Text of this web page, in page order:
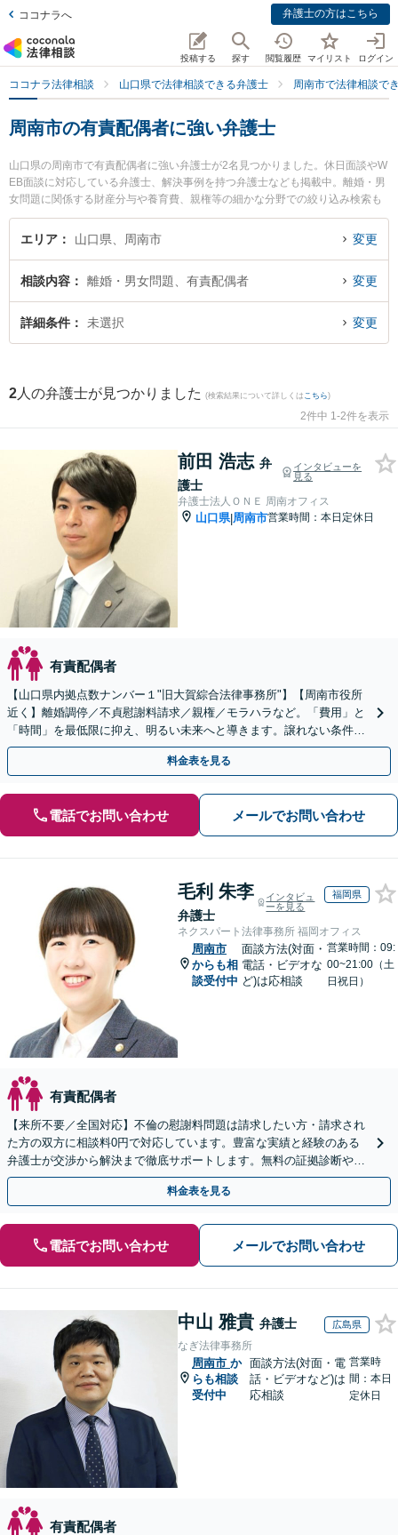
ココナラへ 弁護士の方はこちら
投稿する 探す 閲覧履歴 マイリスト ログイン
ココナラ法律相談 山口県で法律相談できる弁護士 周南市で法律相談で
周南市の有責配偶者に強い弁護士
山口県の周南市で有責配偶者に強い弁護士が2名見つかりました。休日面談やW
EB面談に対応している弁護士、解決事例を持つ弁護士なども掲載中。離婚・男
女問題に関係する財産分与や養育費、親権等の細かな分野での絞り込み検索も
でき便利です。特に弁護士法人ＯＮＥ 周南オフィスの前田 浩志弁護士や弁護士
法人広島メープル法律事務所 周南事務所の吉村 友和弁護士のプロフィール情報
ブル解決の実績豊富な近くの弁護士を検索したい』『初回相談無料で有責配偶
者を法律相談できる周南市内の弁護士に相談予約したい』などでお困りの相談
者さんにおすすめです。
エリア 山口県、周南市 変更
相談内容 離婚・男女問題、有責配偶者 変更
詳細条件 未選択 変更
2 人の弁護士が見つかりました (検索結果について詳しくは こちら)
2件中 1-2件を表示
前田 浩志 弁
護士
インタビューを
見る
弁護士法人ＯＮＥ 周南オフィス
山口県|周南市営業時間：本日定休日
有責配偶者
【山口県内拠点数ナンバー１"旧大賀綜合法律事務所"】【周南市役所
近く】離婚調停／不貞慰謝料請求／親権／モラハラなど。「費用」と
「時間」を最低限に抑え、明るい未来へと導きます。譲れない条件が
あるという方でも、一度ご相談ください。
料金表を見る
電話でお問い合わせ メールでお問い合わせ
毛利 朱李
弁護士
インタビュ
ーを見る
福岡県
ネクスパート法律事務所 福岡オフィス
周南市
からも相
談受付中
面談方法(対面・
電話・ビデオな
ど)は応相談
営業時間：09:
00~21:00（土
日祝日）
有責配偶者
【来所不要／全国対応】不倫の慰謝料問題は請求したい方・請求され
た方の双方に相談料0円で対応しています。豊富な実績と経験のある
弁護士が交渉から解決まで徹底サポートします。無料の証拠診断や着
手金の返還保証もありますので安心してご相談ください。
料金表を見る
電話でお問い合わせ メールでお問い合わせ
中山 雅貴 弁護士 広島県
なぎ法律事務所
周南市 か
らも相談
受付中
面談方法(対面・電
話・ビデオなど)は
応相談
営業時
間：本日
定休日
有責配偶者